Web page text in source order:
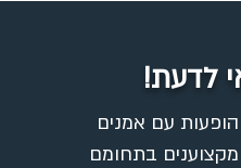
לדעת!
הופעות עם אמנים
מקצוענים בתחומם